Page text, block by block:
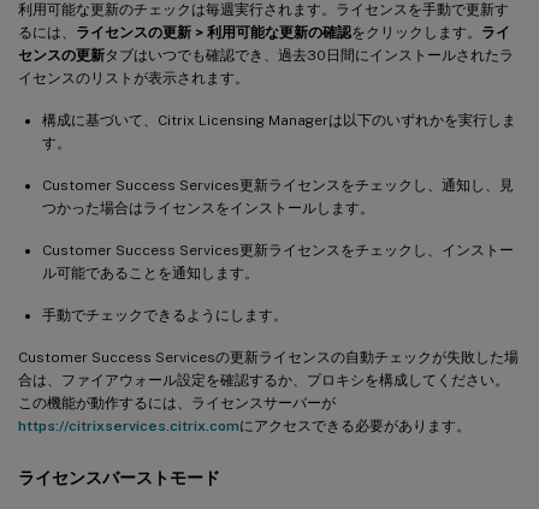
利用可能な更新のチェックは毎週実行されます。ライセンスを手動で更新す
るには、 ライセンスの更新 > 利用可能な更新の確認をクリックします。 ライ
センスの更新タブはいつでも確認でき、過去30日間にインストールされたラ
イセンスのリストが表示されます。
構成に基づいて、Citrix Licensing Managerは以下のいずれかを実行しま
す。
Customer Success Services更新ライセンスをチェックし、通知し、見
つかった場合はライセンスをインストールします。
Customer Success Services更新ライセンスをチェックし、インストー
ル可能であることを通知します。
手動でチェックできるようにします。
Customer Success Servicesの更新ライセンスの自動チェックが失敗した場
合は、ファイアウォール設定を確認するか、プロキシを構成してください。
この機能が動作するには、ライセンスサーバーが
https://citrixservices.citrix.comにアクセスできる必要があります。
ライセンスバーストモード